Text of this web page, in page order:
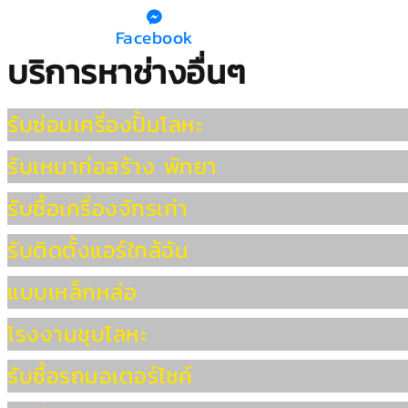
Facebook
บริการหาช่างอื่นๆ
รับซ่อมเครื่องปั้มโลหะ
รับเหมาก่อสร้าง พัทยา
รับซื้อเครื่องจักรเก่า
รับติดตั้งแอร์ใกล้ฉัน
แบบเหล็กหล่อ
โรงงานชุบโลหะ
รับซื้อรถมอเตอร์ไซค์